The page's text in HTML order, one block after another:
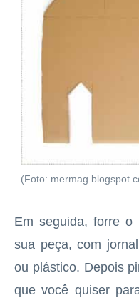
(Foto:
Em seguida, forre
sua peça, com
ou plástico. Depois
que você quiser